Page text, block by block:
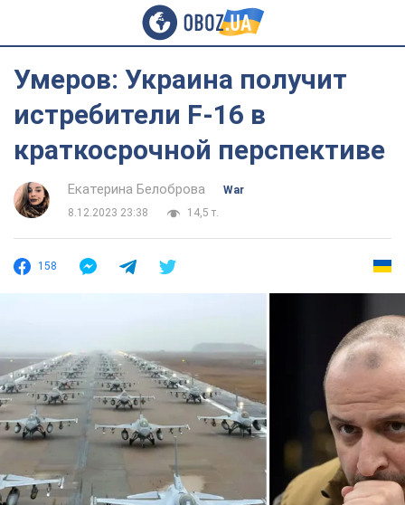
Умеров: Украина получит
истребители F-16 в
краткосрочной перспективе
Екатерина Белоброва
War
8.12.2023 23:38
14,5 т.
158